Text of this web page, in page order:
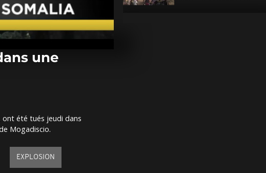
une
ont été tués jeudi dans
Mogadiscio.
EXPLOSION